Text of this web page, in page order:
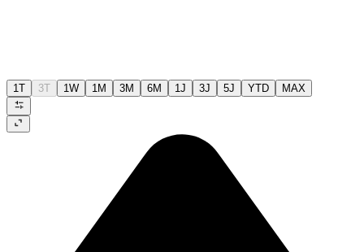
1T 3T 1W 1M 3M 6M 1J 3J 5J YTD MAX